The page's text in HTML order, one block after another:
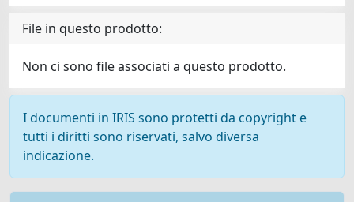
File in questo prodotto:
Non ci sono file associati a questo prodotto.
I documenti in IRIS sono protetti da copyright e
tutti i diritti sono riservati, salvo diversa
indicazione.